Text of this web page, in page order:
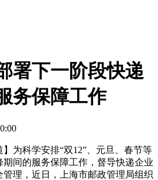
署下一阶段快递
务保障工作
】为科学安排“双12”、元旦、春节等
间的服务保障工作，督导快递企业
理，近日，上海市邮政管理局组织